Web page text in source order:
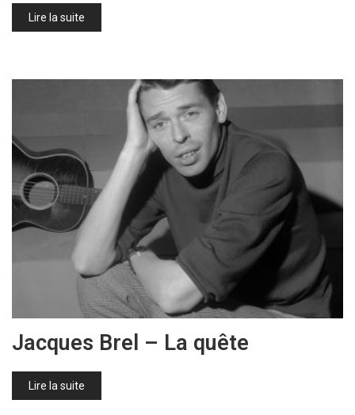
Lire la suite
Jacques Brel – La quête
Lire la suite